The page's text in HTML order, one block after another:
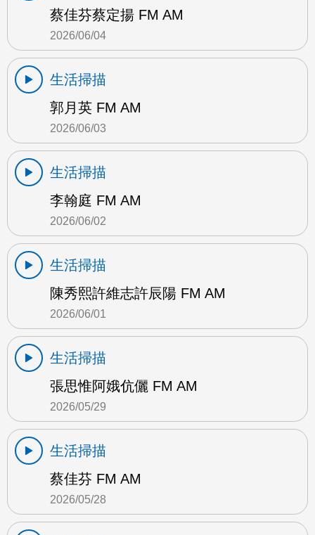
蔡佳芬蔡定揚 FM AM
2026/06/04
生活掃描
郭月英 FM AM
2026/06/03
生活掃描
李翰庭 FM AM
2026/06/02
生活掃描
陳秀熙許維志許辰陽 FM AM
2026/06/01
生活掃描
張思惟阿娥伉儷 FM AM
2026/05/29
生活掃描
蔡佳芬 FM AM
2026/05/28